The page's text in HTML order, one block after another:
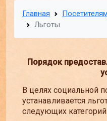
Главная
Посетителям
Льготы
Порядок
В целях социальной
устанавливается
следующих